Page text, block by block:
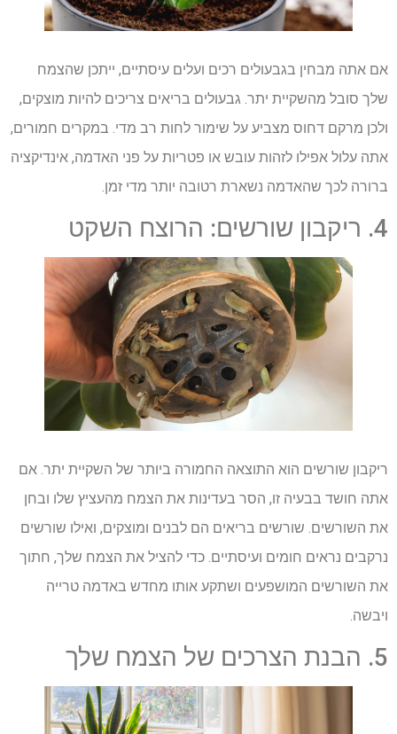
אם אתה מבחין בגבעולים רכים ועלים עיסתיים, ייתכן שהצמח
שלך סובל מהשקיית יתר. גבעולים בריאים צריכים להיות מוצקים,
ולכן מרקם דחוס מצביע על שימור לחות רב מדי. במקרים חמורים,
אתה עלול אפילו לזהות עובש או פטריות על פני האדמה, אינדיקציה
ברורה לכך שהאדמה נשארת רטובה יותר מדי זמן.
4. ריקבון שורשים: הרוצח השקט
ריקבון שורשים הוא התוצאה החמורה ביותר של השקיית יתר. אם
אתה חושד בבעיה זו, הסר בעדינות את הצמח מהעציץ שלו ובחן
את השורשים. שורשים בריאים הם לבנים ומוצקים, ואילו שורשים
נרקבים נראים חומים ועיסתיים. כדי להציל את הצמח שלך, חתוך
את השורשים המושפעים ושתקע אותו מחדש באדמה טרייה
ויבשה.
5. הבנת הצרכים של הצמח שלך